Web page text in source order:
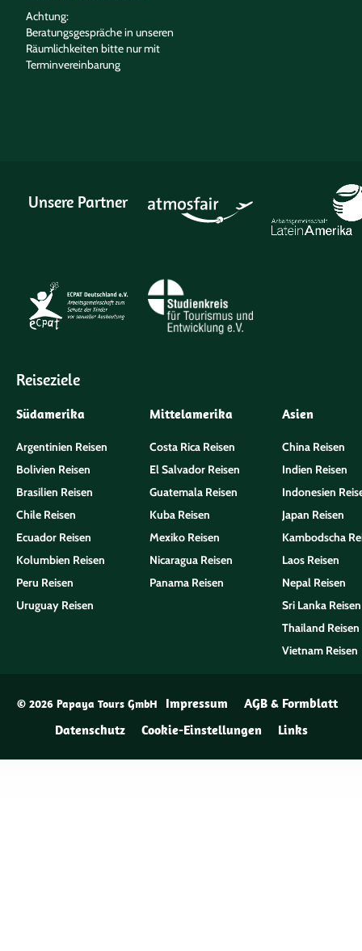
Achtung:
Beratungsgespräche in unseren
Räumlichkeiten bitte nur mit
Terminvereinbarung
Unsere Partner
Reiseziele
Südamerika
Argentinien Reisen
Bolivien Reisen
Brasilien Reisen
Chile Reisen
Ecuador Reisen
Kolumbien Reisen
Peru Reisen
Uruguay Reisen
Mittelamerika
Costa Rica Reisen
El Salvador Reisen
Guatemala Reisen
Kuba Reisen
Mexiko Reisen
Nicaragua Reisen
Panama Reisen
Asien
China Reisen
Indien Reisen
Indonesien
Japan Reisen
Kambodscha
Laos Reisen
Nepal Reisen
Sri Lanka Reisen
Thailand Reisen
Vietnam Reisen
© 2026 Papaya Tours GmbH Impressum
AGB & Formblatt
Datenschutz
Cookie-Einstellungen Links